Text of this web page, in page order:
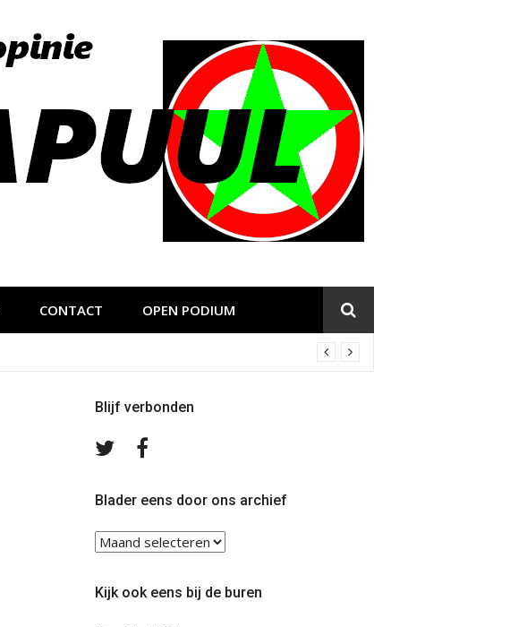
CONTACT OPEN PODIUM
Blijf verbonden
Volg
TwitterFacebook
Blader eens door ons archief
Blader
eens
ons
Kijk ook eens bij de buren